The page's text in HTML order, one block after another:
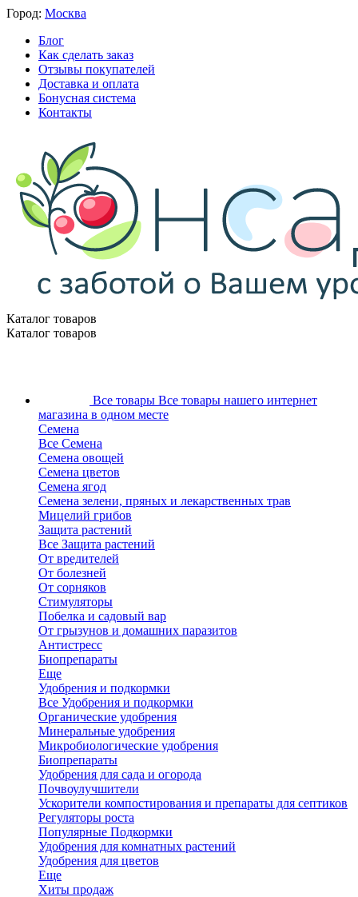
Город: Москва
Блог
Как сделать заказ
Отзывы покупателей
Доставка и оплата
Бонусная система
Контакты
Каталог товаров
Каталог товаров
Все товары Все товары нашего интернет
магазина в одном месте
Семена
Все Семена
Семена овощей
Семена цветов
Семена ягод
Семена зелени, пряных и лекарственных трав
Мицелий грибов
Защита растений
Все Защита растений
От вредителей
От болезней
От сорняков
Стимуляторы
Побелка и садовый вар
От грызунов и домашних паразитов
Антистресс
Биопрепараты
Еще
Удобрения и подкормки
Все Удобрения и подкормки
Органические удобрения
Минеральные удобрения
Микробиологические удобрения
Биопрепараты
Удобрения для сада и огорода
Почвоулучшители
Ускорители компостирования и препараты для септиков
Регуляторы роста
Популярные Подкормки
Удобрения для комнатных растений
Удобрения для цветов
Еще
Хиты продаж